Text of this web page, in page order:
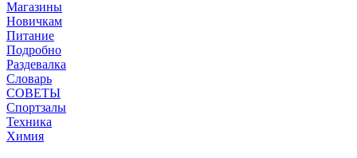
Магазины
Новичкам
Питание
Подробно
Раздевалка
Словарь
СОВЕТЫ
Спортзалы
Техника
Химия